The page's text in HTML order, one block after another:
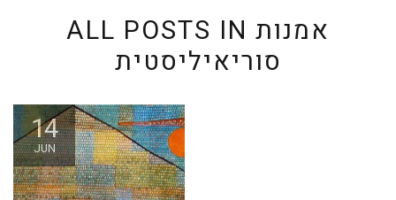
ALL POSTS IN אמנות
סוריאיליסטית
14
JUN